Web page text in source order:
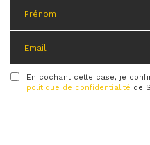
Condition
En cochant cette case, je
politique de confidentialité de